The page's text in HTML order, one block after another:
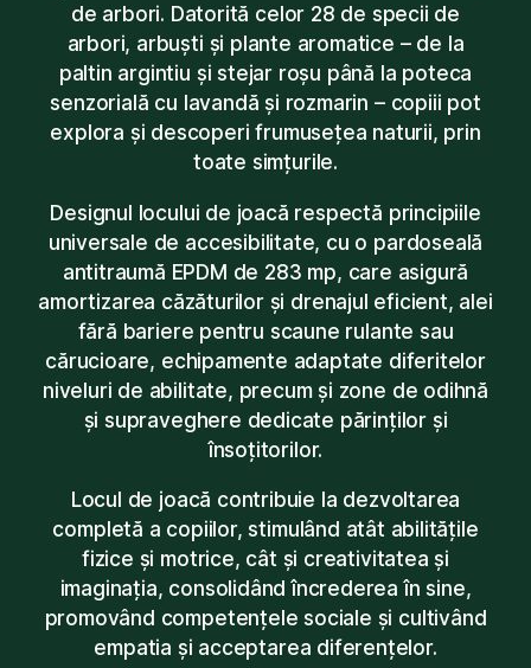
de arbori. Datorită celor 28 de specii de
arbori, arbuști și plante aromatice – de la
paltin argintiu și stejar roșu până la poteca
senzorială cu lavandă și rozmarin – copiii pot
explora și descoperi frumusețea naturii, prin
toate simțurile.
Designul locului de joacă respectă principiile
universale de accesibilitate, cu o pardoseală
antitraumă EPDM de 283 mp, care asigură
amortizarea căzăturilor și drenajul eficient, alei
fără bariere pentru scaune rulante sau
cărucioare, echipamente adaptate diferitelor
niveluri de abilitate, precum și zone de odihnă
și supraveghere dedicate părinților și
însoțitorilor.
Locul de joacă contribuie la dezvoltarea
completă a copiilor, stimulând atât abilitățile
fizice și motrice, cât și creativitatea și
imaginația, consolidând încrederea în sine,
promovând competențele sociale și cultivând
empatia și acceptarea diferențelor.